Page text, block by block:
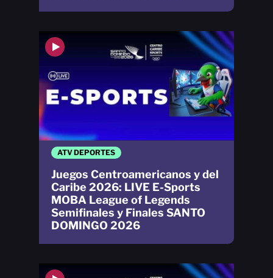
ATV DEPORTES
Juegos Centroamericanos y del
Caribe 2026: LIVE E-Sports
MOBA League of Legends
Semifinales y Finales SANTO
DOMINGO 2026